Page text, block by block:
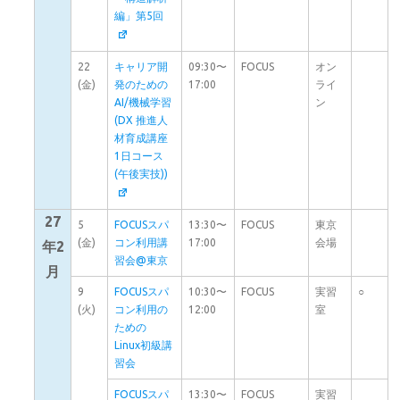
編」第5回
22
(金)
キャリア開
発のための
AI/機械学習
(DX 推進人
材育成講座
1日コース
(午後実技))
09:30〜
17:00
FOCUS
オン
ライ
ン
27
年2
月
5
(金)
FOCUSスパ
コン利用講
習会@東京
13:30〜
17:00
FOCUS
東京
会場
9
(火)
FOCUSスパ
コン利用の
ための
Linux初級講
習会
10:30〜
12:00
FOCUS
実習
室
○
FOCUSスパ 13:30〜 FOCUS 実習